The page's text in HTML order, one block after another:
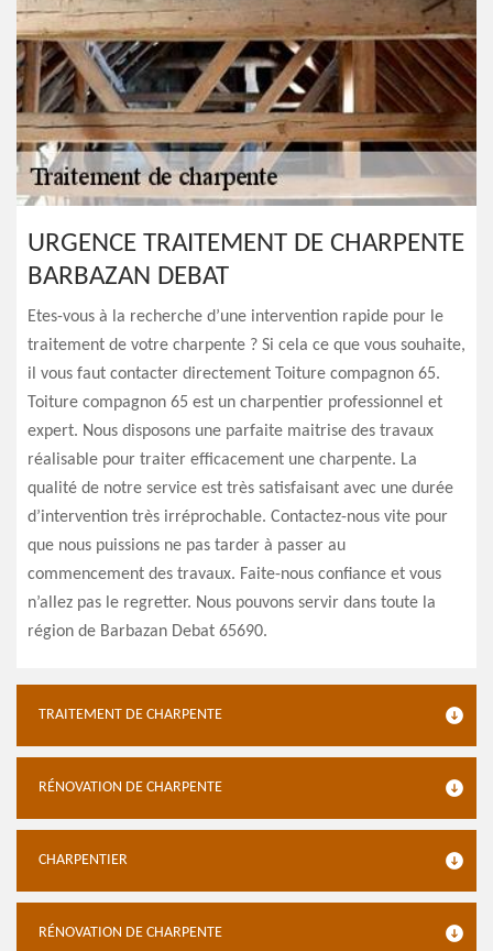
URGENCE TRAITEMENT DE CHARPENTE
BARBAZAN DEBAT
Etes-vous à la recherche d’une intervention rapide pour le
traitement de votre charpente ? Si cela ce que vous souhaite,
il vous faut contacter directement Toiture compagnon 65.
Toiture compagnon 65 est un charpentier professionnel et
expert. Nous disposons une parfaite maitrise des travaux
réalisable pour traiter efficacement une charpente. La
qualité de notre service est très satisfaisant avec une durée
d’intervention très irréprochable. Contactez-nous vite pour
que nous puissions ne pas tarder à passer au
commencement des travaux. Faite-nous confiance et vous
n’allez pas le regretter. Nous pouvons servir dans toute la
région de Barbazan Debat 65690.
TRAITEMENT DE CHARPENTE
RÉNOVATION DE CHARPENTE
CHARPENTIER
RÉNOVATION DE CHARPENTE